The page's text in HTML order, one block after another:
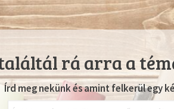
rá arra a
Írd meg nekünk és amint felkerül egy